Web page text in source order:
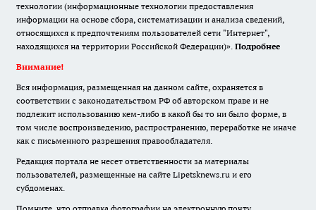
технологии (информационные технологии предоставления
информации на основе сбора, систематизации и анализа сведений,
относящихся к предпочтениям пользователей сети "Интернет",
находящихся на территории Российской Федерации)». Подробнее
Внимание!
Вся информация, размещенная на данном сайте, охраняется в
соответствии с законодательством РФ об авторском праве и не
подлежит использованию кем-либо в какой бы то ни было форме, в
том числе воспроизведению, распространению, переработке не иначе
как с письменного разрешения правообладателя.
Редакция портала не несет ответственности за материалы
пользователей, размещенные на сайте Lipetsknews.ru и его
субдоменах.